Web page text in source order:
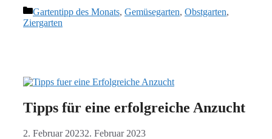
Kategorien
Gartentipp des Monats, Gemüsegarten, Obstgarten,
Ziergarten
Tipps für eine erfolgreiche Anzucht
2. Februar 20232. Februar 2023